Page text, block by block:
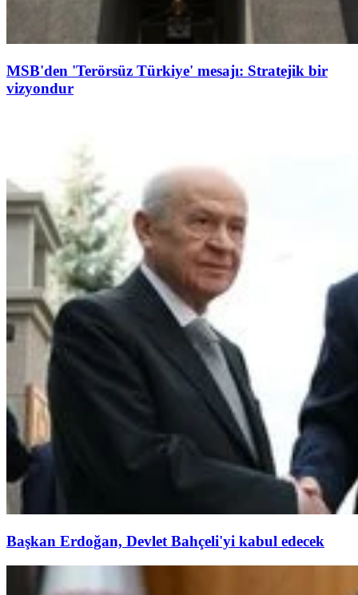
MSB'den 'Terörsüz Türkiye' mesajı: Stratejik bir
vizyondur
Başkan Erdoğan, Devlet Bahçeli'yi kabul edecek